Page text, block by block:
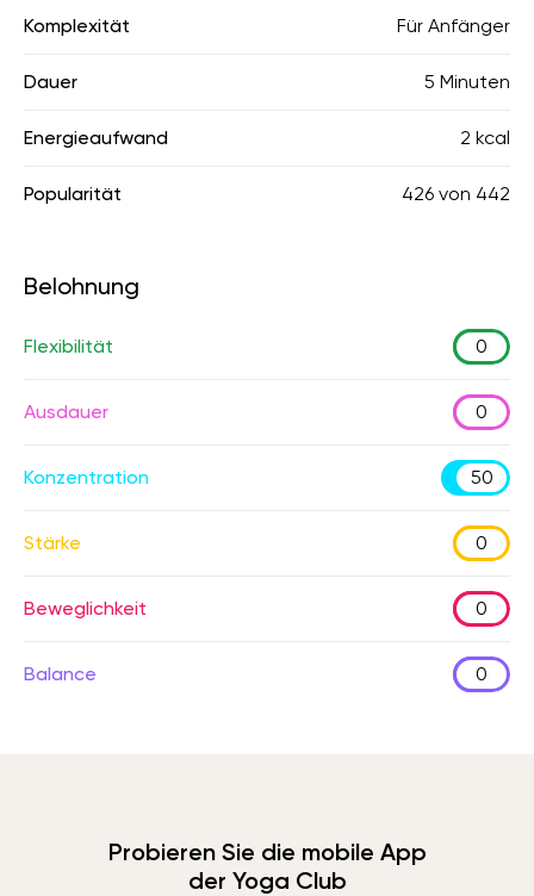
Komplexität Für Anfänger
Dauer 5 Minuten
Energieaufwand 2 kcal
Popularität 426 von 442
Belohnung
Flexibilität 0
Ausdauer 0
Konzentration 50
Stärke 0
Beweglichkeit 0
Balance 0
Probieren Sie die mobile App
der Yoga Club